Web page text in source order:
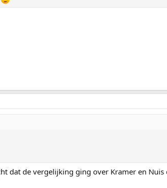
dat de vergelijking ging over Kramer en